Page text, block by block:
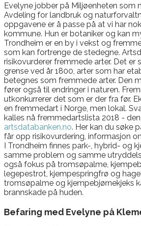
Evelyne jobber på Miljøenheten som
Avdeling for landbruk og
oppgavene er å passe på at vi har
kommune. Hun er botaniker og kan
Trondheim er en by i vekst og
som kan fortrenge de stedegne.
risikovurderer fremmede arter. Det er
grense ved år 1800, arter som har
betegnes som fremmede arter. Den
fører også til endringer i naturen.
utkonkurrerer det som er der fra før.
en fremmedart i Norge, men lokal.
kalles nå fremmedartslista 2018 - den
artsdatabanken.no. Her kan du søke
får opp risikovurdering, informasjon
I Trondheim finnes park-, hybrid- og
samme problem og samme
også fokus på tromsøpalme,
legepestrot, kjempespringfrø og
tromsøpalme og kjempebjørnekjeks
brannskade på huden.
Befaring med Evelyne på